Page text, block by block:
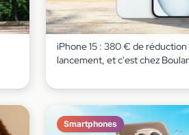
iPhone 15 : 380 € de réduction
lancement, et c'est chez
Smartphones